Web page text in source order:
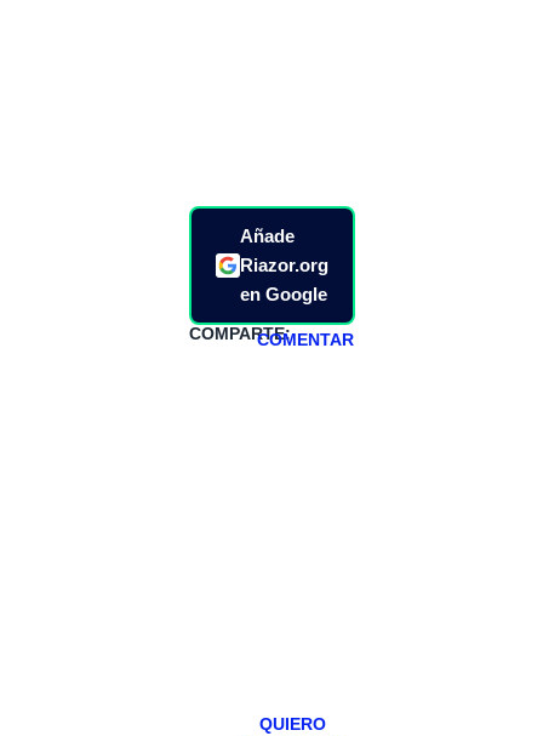
Añade
Riazor.org
en Google
COMPARTE:COMENTAR
QUIERO